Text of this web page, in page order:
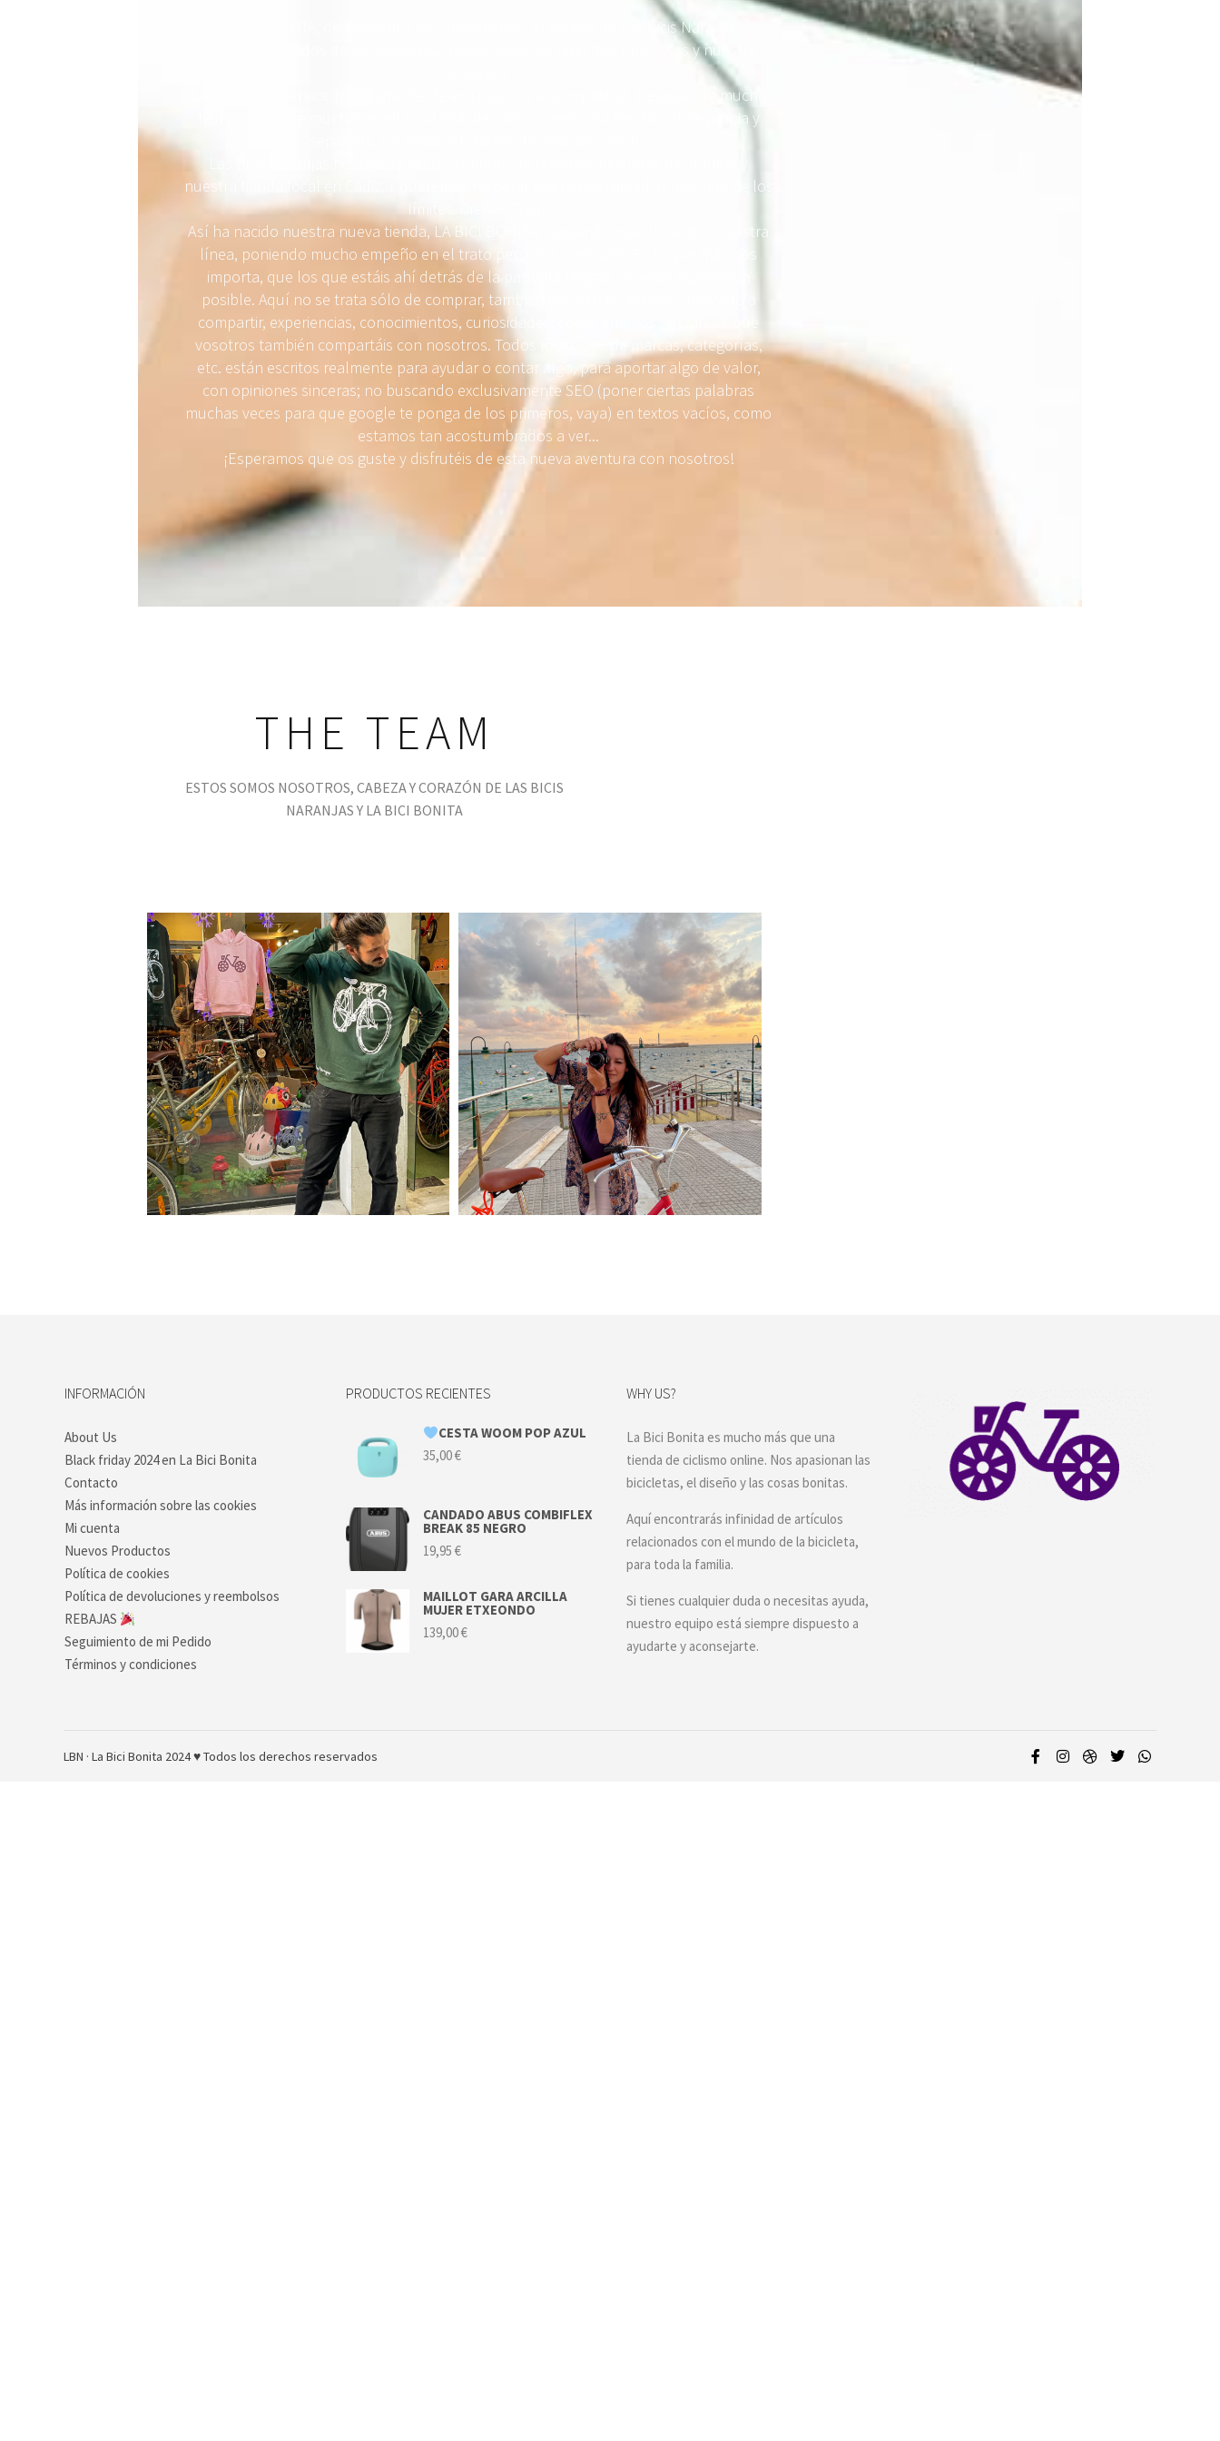
LA BICI BONITA, de momento, lo componemos el equipo de Las Bicis Naranjas.
Unos enamorados de las bicicletas, apasionados de nuestros proyectos y nuestra
LA BICI BONITA nace precisamente de esa pasión y esa inquietud. Después de mucho
tiempo dándole muchas vueltas, al final decidimos crear una tienda online propia y
nuestra tienda local en Cádiz. Y queremos respetar esa personalidad. Ir más allá de los
límites. Crecer. Crear.
Así ha nacido nuestra nueva tienda, LA BICI BONITA. Siguiendo nuestro estilo, nuestra
línea, poniendo mucho empeño en el trato personal y cercano. Es lo que más nos
importa, que los que estáis ahí detrás de la pantalla tengáis la mejor experiencia
posible. Aquí no se trata sólo de comprar, también hay mucho espacio dedicado a
compartir, experiencias, conocimientos, curiosidades, cosas que nos gustan... Y que
vosotros también compartáis con nosotros. Todos los textos de marcas, categorías,
etc. están escritos realmente para ayudar o contar algo, para aportar algo de valor,
con opiniones sinceras; no buscando exclusivamente SEO (poner ciertas palabras
muchas veces para que google te ponga de los primeros, vaya) en textos vacíos, como
estamos tan acostumbrados a ver...
¡Esperamos que os guste y disfrutéis de esta nueva aventura con nosotros!
THE TEAM
ESTOS SOMOS NOSOTROS, CABEZA Y CORAZÓN DE LAS BICIS
NARANJAS Y LA BICI BONITA
INFORMACIÓN
About Us
Black friday 2024 en La Bici Bonita
Contacto
Más información sobre las cookies
Mi cuenta
Nuevos Productos
Política de cookies
Política de devoluciones y reembolsos
REBAJAS
Seguimiento de mi Pedido
Términos y condiciones
PRODUCTOS RECIENTES
CESTA WOOM POP AZUL
35,00€
CANDADO ABUS COMBIFLEX
BREAK 85 NEGRO
19,95 €
MAILLOT GARA ARCILLA
MUJER ETXEONDO
139,00€
WHY US?
La Bici Bonita es mucho más que una
tienda de ciclismo online. Nos apasionan las
bicicletas, el diseño y las cosas bonitas.
Aquí encontrarás infinidad de artículos
relacionados con el mundo de la bicicleta,
para toda la familia.
Si tienes cualquier duda o necesitas ayuda,
nuestro equipo está siempre dispuesto a
ayudarte y aconsejarte.
LBN · La Bici Bonita 2024 ♥ Todos los derechos reservados